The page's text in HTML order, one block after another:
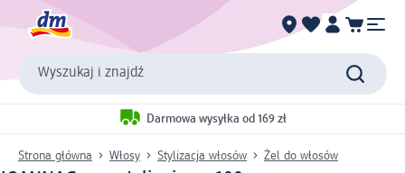
Wyszukaj i znajdź
Darmowa wysyłka od 169 zł
Strona główna Włosy Stylizacja włosów Żel do włosów